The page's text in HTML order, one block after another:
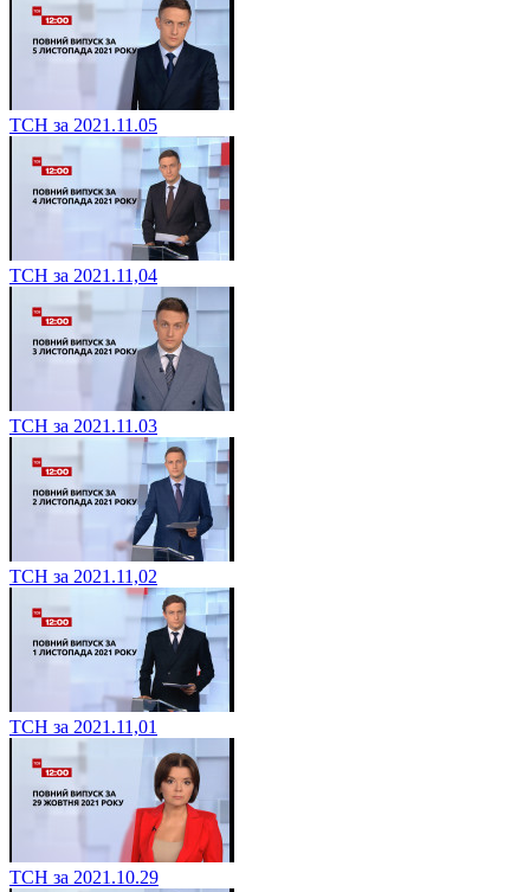
ТСН за 2021.11.05
ТСН за 2021.11,04
ТСН за 2021.11.03
ТСН за 2021.11,02
ТСН за 2021.11,01
ТСН за 2021.10.29